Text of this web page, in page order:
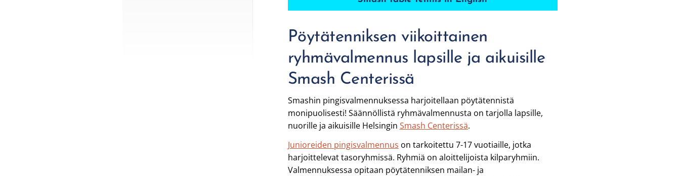
Pöytätenniksen viikoittainen
ryhmävalmennus lapsille ja aikuisille
Smash Centerissä
Smashin pingisvalmennuksessa harjoitellaan pöytätennistä
monipuolisesti! Säännöllistä ryhmävalmennusta on tarjolla lapsille,
nuorille ja aikuisille Helsingin Smash Centerissä.
Junioreiden pingisvalmennus on tarkoitettu 7-17 vuotiaille, jotka
harjoittelevat tasoryhmissä. Ryhmiä on aloittelijoista kilparyhmiin.
Valmennuksessa opitaan pöytätenniksen mailan- ja